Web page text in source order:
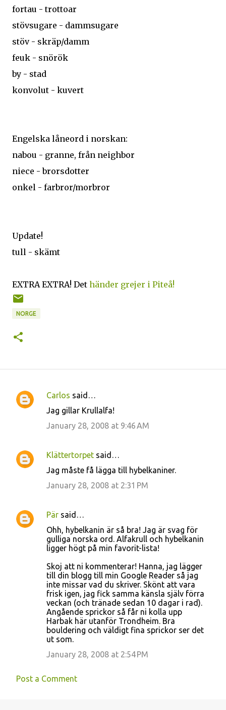
fortau - trottoar
stövsugare - dammsugare
stöv - skräp/damm
feuk - snörök
by - stad
konvolut - kuvert
Engelska låneord i norskan:
nabou - granne, från neighbor
niece - brorsdotter
onkel - farbror/morbror
Update!
tull - skämt
EXTRA EXTRA! Det händer grejer i Piteå!
NORGE
C
e
Carlos said…
Jag gillar Krullalfa!
January 28, 2008 at 9:46 AM
Klättertorpet said…
Jag måste få lägga till hybelkaniner.
January 28, 2008 at 2:31 PM
Pär said…
Ohh, hybelkanin är så bra! Jag är svag för
gulliga norska ord. Alfakrull och hybelkanin
ligger högt på min favorit-lista!
Skoj att ni kommenterar! Hanna, jag lägger
till din blogg till min Google Reader så jag
inte missar vad du skriver. Skönt att vara
frisk igen, jag fick samma känsla själv förra
veckan (och tränade sedan 10 dagar i rad).
Angående sprickor så får ni kolla upp
Harbak här utanför Trondheim. Bra
bouldering och väldigt fina sprickor ser det
ut som.
January 28, 2008 at 2:54 PM
Post a Comment